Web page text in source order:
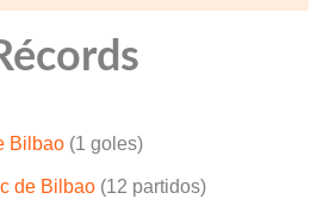
Bilbao (1 goles)
de Bilbao (12 partidos)